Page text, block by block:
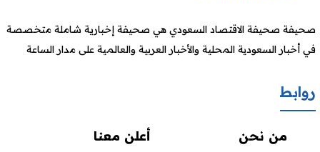
صحيفة صحيفة الاقتصاد السعودي هي صحيفة إخبارية شاملة متخصصة
في أخبار السعودية المحلية والأخبار العربية والعالمية على مدار الساعة
روابط
من نحن
أعلن معنا